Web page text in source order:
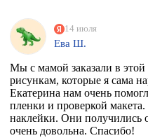
14 июля
Ева Ш.
Мы с мамой заказали в
рисункам, которые я сама
Екатерина нам очень
пленки и проверкой
наклейки. Они получились
очень довольна. Спасибо!